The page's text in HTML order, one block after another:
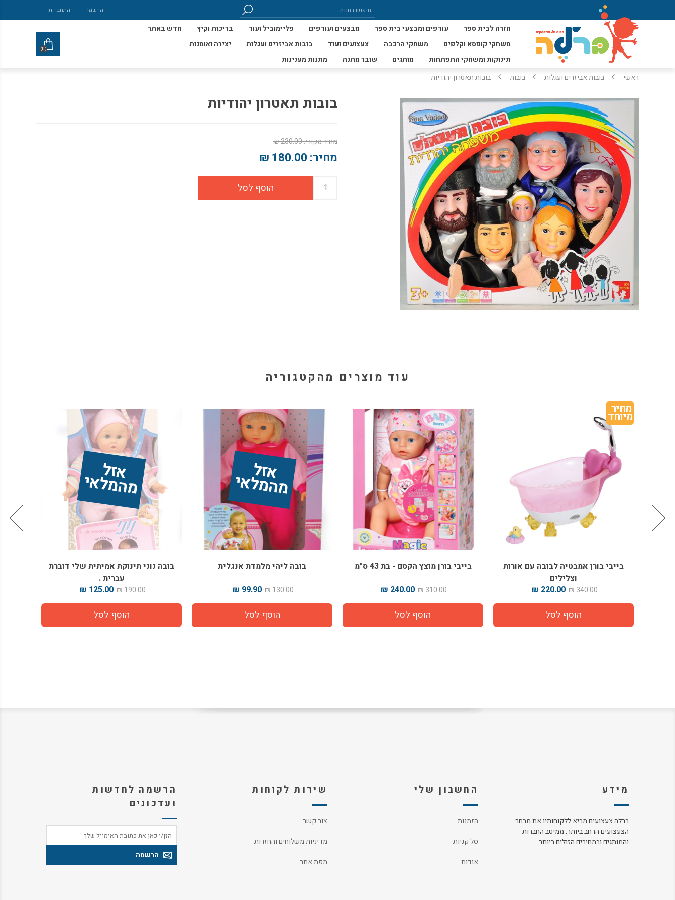
הרשמה התחברות
חזרה לבית ספר עודפים ומבצעי בית ספר מבצעים ועודפים פליימוביל ועוד בריכות וקיץ
חדש באתר
משחקי קופסא וקלפים
משחקי הרכבה צעצועים ועוד בובות אביזרים ועגלות
יצירה ואומנות
תינוקות ומשחקי התפתחות
מותגים שובר מתנה מתנות מענינות
(0)
ראשי בובות אביזרים ועגלות בובות בובות תאטרון יהודיות
בובות תאטרון יהודיות
מחיר מקורי:230.00 ₪
מחיר: 180.00 ₪
עוד מוצרים מהקטגוריה
מחיר
מיוחד
בייבי בורן אמבטיה לבובה עם אורות
וצלילים
340.00 ₪
220.00 ₪
בייבי בורן מוצץ הקסם - בת 43 ס"מ
310.00 ₪
240.00 ₪
אז
ל
מ
ה
מ
ל
אי
בובה ליהי מלמדת אנגלית
130.00 ₪
99.90 ₪
אז
ל
מ
ה
מ
ל
אי
בובה נוני תינוקת אמיתית שלי דוברת
עברית .
190.00 ₪
125.00 ₪
מידע
ברלה צעצועים מביא ללקוחותיו את מבחר
הצעצועים הרחב ביותר, ממיטב החברות
והמותגים ובמחירים הזולים ביותר.
החשבון שלי
הזמנות
סל קניות
אודות
שירות לקוחות
צור קשר
מדיניות משלוחים והחזרות
מפת אתר
הרשמה לחדשות
ועדכונים